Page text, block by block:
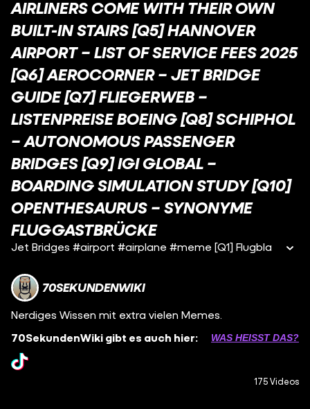
AIRLINERS COME WITH THEIR OWN
BUILT-IN STAIRS [Q5] HANNOVER
AIRPORT – LIST OF SERVICE FEES 2025
[Q6] AEROCORNER – JET BRIDGE
GUIDE [Q7] FLIEGERWEB –
LISTENPREISE BOEING [Q8] SCHIPHOL
– AUTONOMOUS PASSENGER
BRIDGES [Q9] IGI GLOBAL –
BOARDING SIMULATION STUDY [Q10]
OPENTHESAURUS – SYNONYME
FLUGGASTBRÜCKE
Jet Bridges #airport #airplane #meme [Q1] Flugbla
70SEKUNDENWIKI
Nerdiges Wissen mit extra vielen Memes.
70SekundenWiki gibt es auch hier:
WAS HEISST DAS?
175 Videos